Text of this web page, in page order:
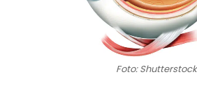
Foto: Shutterstock